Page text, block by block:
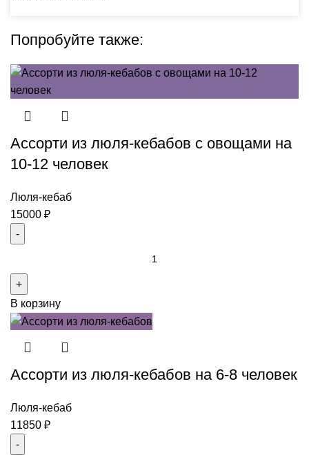
Попробуйте также:
Ассорти из люля-кебабов с овощами на
10-12 человек
Люля-кебаб
15000 ₽
Ассорти
из
люля-
овощами
10-
12
человек
В корзину
Ассорти из люля-кебабов на 6-8 человек
Люля-кебаб
11850 ₽